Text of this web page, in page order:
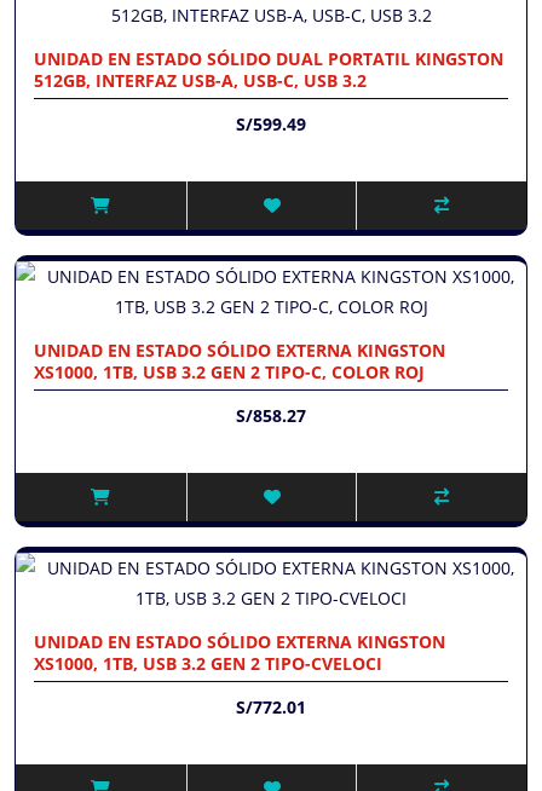
UNIDAD EN ESTADO SÓLIDO DUAL PORTATIL KINGSTON
512GB, INTERFAZ USB-A, USB-C, USB 3.2
S/599.49
UNIDAD EN ESTADO SÓLIDO EXTERNA KINGSTON
XS1000, 1TB, USB 3.2 GEN 2 TIPO-C, COLOR ROJ
S/858.27
UNIDAD EN ESTADO SÓLIDO EXTERNA KINGSTON
XS1000, 1TB, USB 3.2 GEN 2 TIPO-CVELOCI
S/772.01